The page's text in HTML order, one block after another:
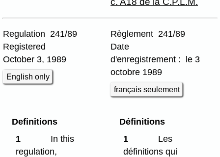
Regulation 241/89
Registered
October 3, 1989
English only
Règlement 241/89
Date
d'enregistrement : le 3
octobre 1989
français seulement
Definitions
1
In this
regulation,
Définitions
1
Les
définitions qui